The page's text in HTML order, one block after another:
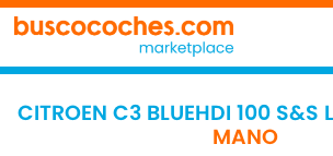
CITROEN C3 BLUEHDI 100 S&S
MANO